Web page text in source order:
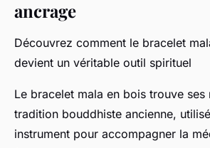
ancrage
Découvrez comment le bracelet
devient un véritable outil spirituel
Le bracelet mala en bois trouve ses
tradition bouddhiste ancienne,
instrument pour accompagner la